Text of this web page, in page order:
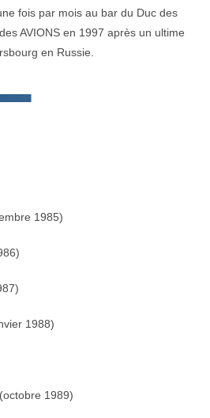
fois par mois au bar du Duc des
AVIONS en 1997 après un ultime
en Russie.
1985)
1988)
1989)